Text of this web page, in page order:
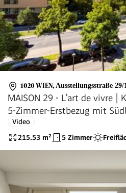
1020 WIEN, Ausstellungsstraße 29/
MAISON 29 - L'art de vivre |
5-Zimmer-Erstbezug mit
privatem Liftausstieg!
Liegenschaft!
Video
215.53 m² 5 Zimmer